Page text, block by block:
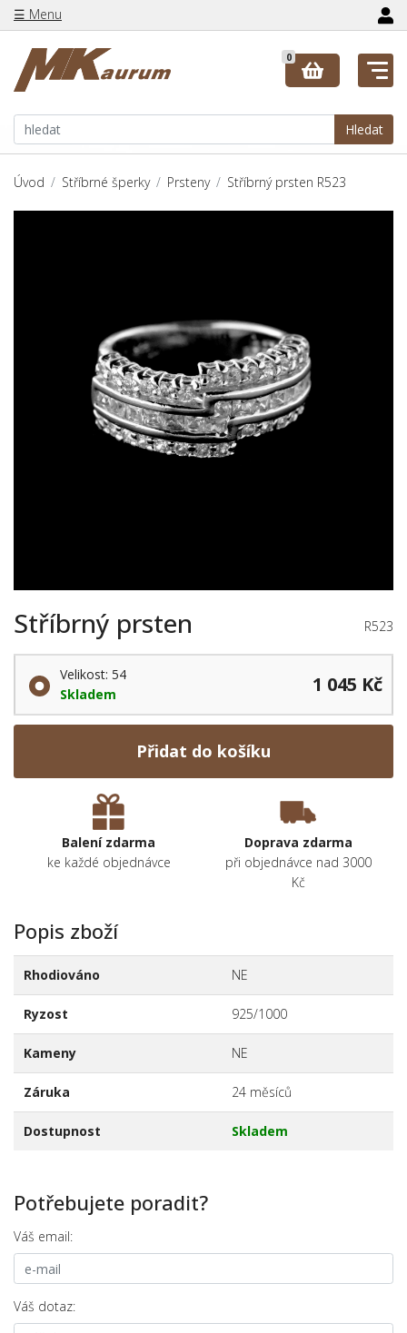
☰ Menu
Hledat
0
Úvod Stříbrné šperky Prsteny Stříbrný prsten R523
Stříbrný prsten R523
Velikost: 54
Skladem
1 045 Kč
Přidat do košíku
Balení zdarma
ke každé objednávce
Doprava zdarma
při objednávce nad 3000
Kč
Popis zboží
Rhodiováno NE
Ryzost 925/1000
Kameny NE
Záruka 24 měsíců
Dostupnost Skladem
Potřebujete poradit?
Váš email:
Váš dotaz: